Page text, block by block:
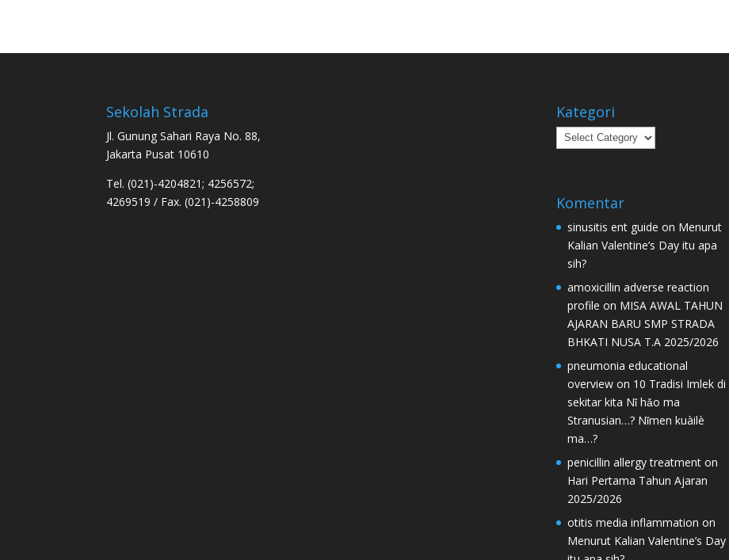
Sekolah Strada
Jl. Gunung Sahari Raya No. 88,
Jakarta Pusat 10610
Tel. (021)-4204821; 4256572;
4269519 / Fax. (021)-4258809
Kategori
Kategori
Komentar
sinusitis ent guide on Menurut
Kalian Valentine’s Day itu apa
sih?
amoxicillin adverse reaction
profile on MISA AWAL TAHUN
AJARAN BARU SMP STRADA
BHKATI NUSA T.A 2025/2026
pneumonia educational
overviewon 10 Tradisi Imlek di
sekitar kita Nǐ hǎo ma
Stranusian…? Nǐmen kuàilè
ma…?
penicillin allergy treatmenton
Hari Pertama Tahun Ajaran
2025/2026
otitis media inflammation on
Menurut Kalian Valentine’s Day